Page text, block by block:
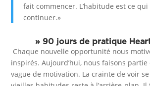
fait commencer. L’habitude est ce
continuer.»
» 90 jours de pratique
Chaque nouvelle opportunité nous
inspirés. Aujourd’hui, nous faisons
vague de motivation. La crainte de voir